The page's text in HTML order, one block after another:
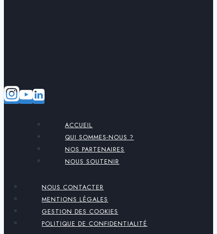
ACCUEIL
QUI SOMMES-NOUS ?
NOS PARTENAIRES
NOUS SOUTENIR
NOUS CONTACTER
MENTIONS LÉGALES
GESTION DES COOKIES
POLITIQUE DE CONFIDENTIALITÉ